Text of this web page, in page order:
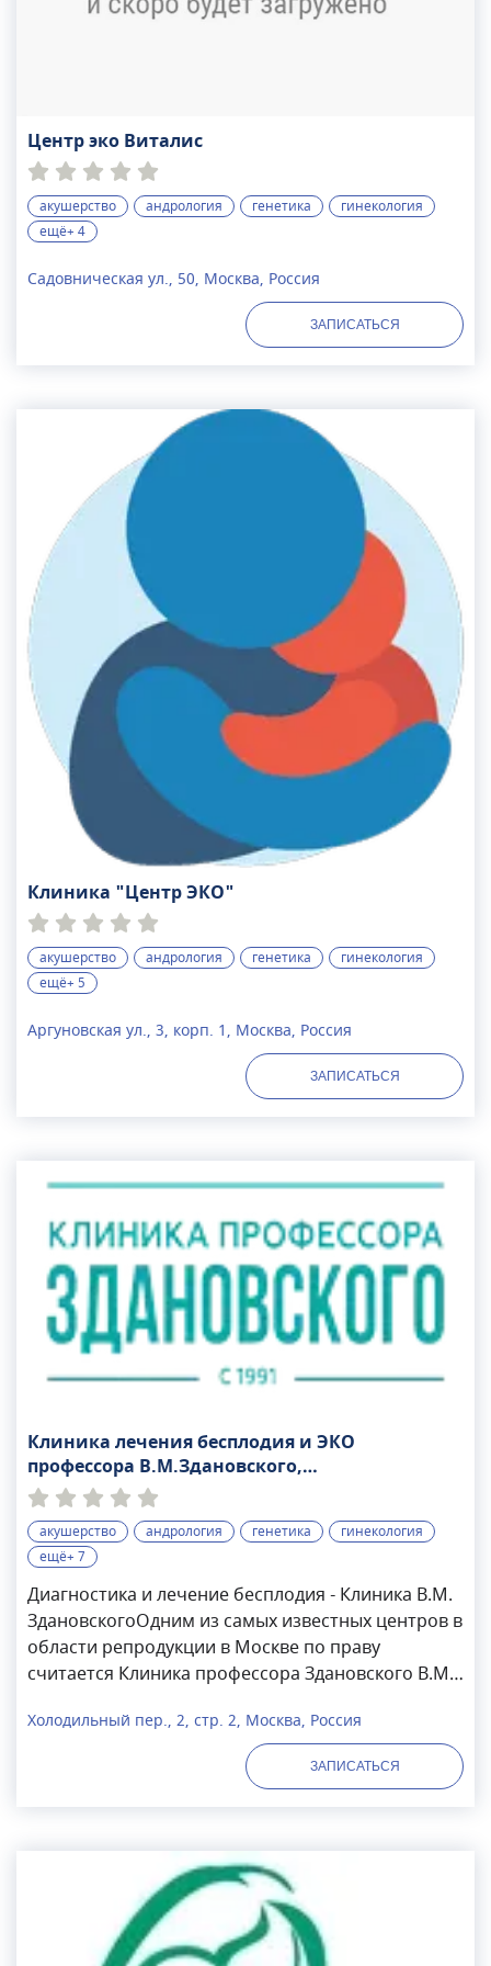
Центр эко Виталис
акушерство андрология генетика
гинекология
ещё+ 4
Садовническая ул., 50, Москва, Россия
ЗАПИСАТЬСЯ
Клиника "Центр ЭКО"
акушерство андрология генетика
гинекология
ещё+ 5
Аргуновская ул., 3, корп. 1, Москва, Россия
ЗАПИСАТЬСЯ
Клиника лечения бесплодия и ЭКО
профессора В.М.Здановского,
Репродуктивный центр
акушерство андрология генетика
гинекология
ещё+ 7
Диагностика и лечение бесплодия - Клиника В.М.
ЗдановскогоОдним из самых известных центров в
области репродукции в Москве по праву
считается Клиника профессора Здановского В.М.
специалисты, мастера с бесценным опытом в
сфере современных репродуктивных технологий,
решающих проблему бездетности. Каждая пара
маммологов и эмбриологов.Мы предлагаем не
только высокий уровень обслуживания и
индивидуальный подход, но и приемлемые цены.
Любая семейная пара может пройти у нас полное
Холодильный пер., 2, стр. 2, Москва, Россия
ЗАПИСАТЬСЯ